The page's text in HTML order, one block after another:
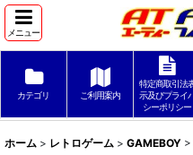
メニュー
カテゴリ ご利用案内
特定商取引法
示及びプライ
シーポリシー
ホーム > レトロゲーム > GAMEBOY >